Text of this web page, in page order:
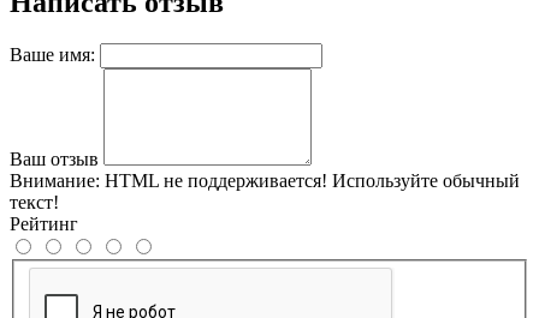
Ваше имя:
Ваш отзыв
Внимание: HTML не поддерживается! Используйте обычный
текст!
Рейтинг